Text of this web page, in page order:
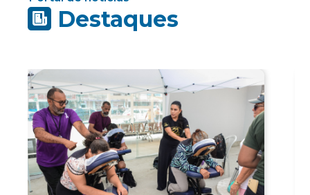
Destaques